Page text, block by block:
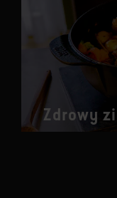
Zdrowy